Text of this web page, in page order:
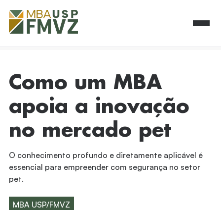
Como um MBA
apoia a inovação
no mercado pet
O conhecimento profundo e diretamente aplicável é
essencial para empreender com segurança no setor
pet.
MBA USP/FMVZ